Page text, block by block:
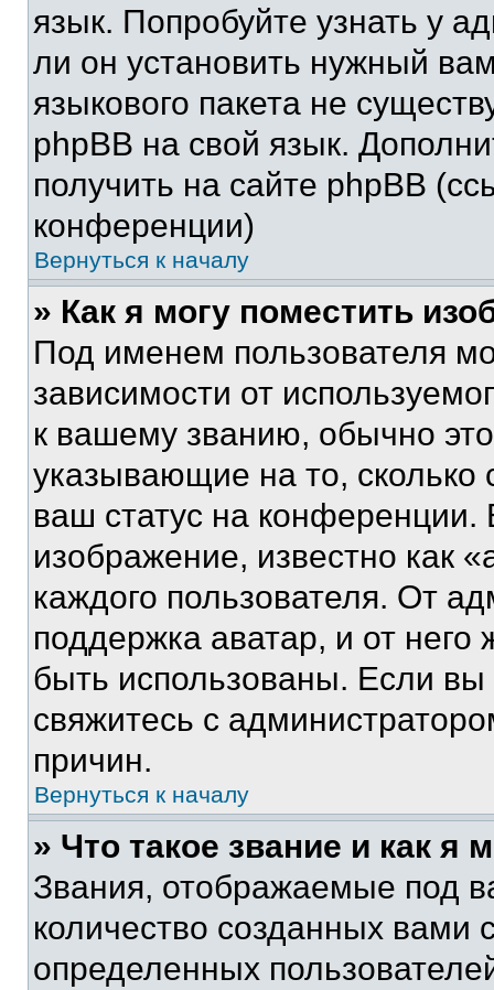
язык. Попробуйте узнать у
ли он установить нужный
языкового пакета не
phpBB на свой язык.
получить на сайте phpBB
конференции)
Вернуться к началу
» Как я могу поместить
Под именем пользователя
зависимости от
к вашему званию, обычно это
указывающие на то,
ваш статус на
изображение, известно как
каждого пользователя. От
поддержка аватар, и от него
быть использованы. Если
свяжитесь с
причин.
Вернуться к началу
» Что такое звание и как я
Звания, отображаемые под
количество созданных
определенных